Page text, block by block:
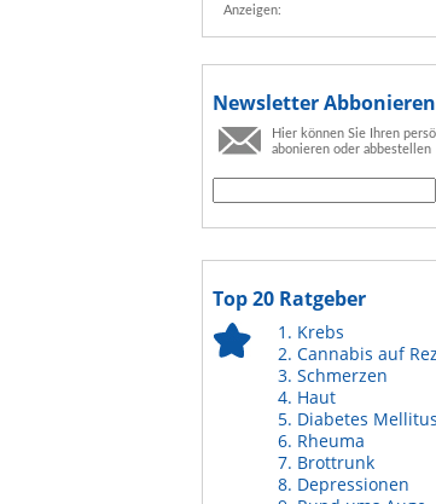
Anzeigen:
Newsletter Abbonieren
Hier können Sie Ihren
abonieren oder abbestellen
Top 20 Ratgeber
Krebs
Cannabis auf
Schmerzen
Haut
Diabetes Mellitus
Rheuma
Brottrunk
Depressionen